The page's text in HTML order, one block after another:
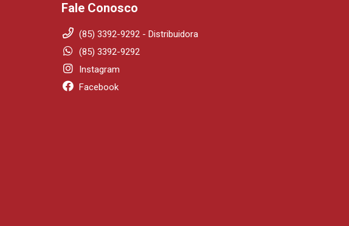
Fale Conosco
(85) 3392-9292 - Distribuidora
(85) 3392-9292
Instagram
Facebook